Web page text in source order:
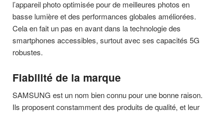
l’appareil photo optimisée pour de meilleures photos en
basse lumière et des performances globales améliorées.
Cela en fait un pas en avant dans la technologie des
smartphones accessibles, surtout avec ses capacités 5G
robustes.
Fiabilité de la marque
SAMSUNG est un nom bien connu pour une bonne raison.
Ils proposent constamment des produits de qualité, et leur